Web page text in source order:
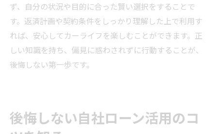
ず、自分の状況や目的に合った賢い選択をすることで
す。返済計画や契約条件をしっかり理解した上で利用す
れば、安心してカーライフを楽しむことができます。正
しい知識を持ち、偏見に惑わされずに行動することが、
後悔しない第一歩です。
後悔しない自社ローン活用のコ